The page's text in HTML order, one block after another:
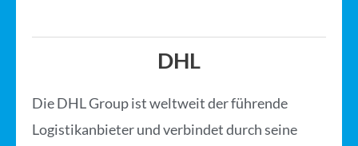
DHL
Die DHL Group ist weltweit der führende
Logistikanbieter und verbindet durch seine